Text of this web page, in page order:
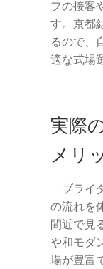
フの接客
す。京都
るので、
適な式場
実際
メリ
ブライ
の流れを
間近で見
や和モダ
場が豊富